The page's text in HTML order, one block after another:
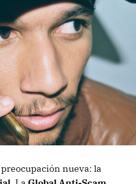
nueva: la